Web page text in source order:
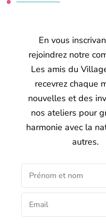
En vous
rejoindrez notre
Les amis du
recevrez chaque
nouvelles et des
nos ateliers pour
harmonie avec la
autres.